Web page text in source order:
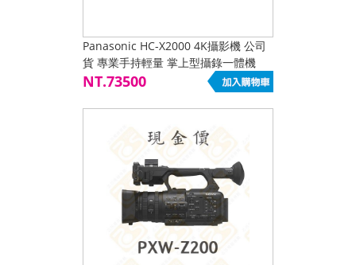
Panasonic HC-X2000 4K攝影機 公司
貨 專業手持輕量 掌上型攝錄一體機
NT.73500